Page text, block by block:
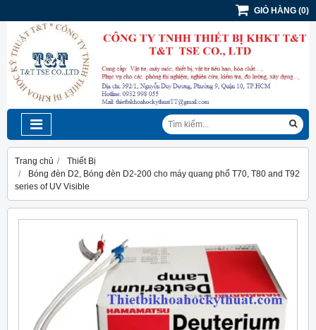
GIỎ HÀNG (0)
Trang chủ
Thiết Bị
Bóng đèn D2, Bóng đèn D2-200 cho máy quang phổ T70, T80 and T92
series of UV Visible